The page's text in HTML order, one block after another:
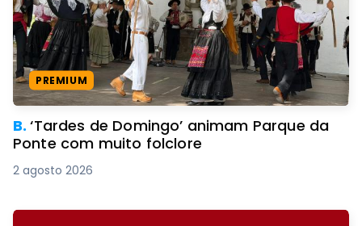
PREMIUM
B.‘Tardes de Domingo’ animam Parque da
Ponte com muito folclore
2 agosto 2026